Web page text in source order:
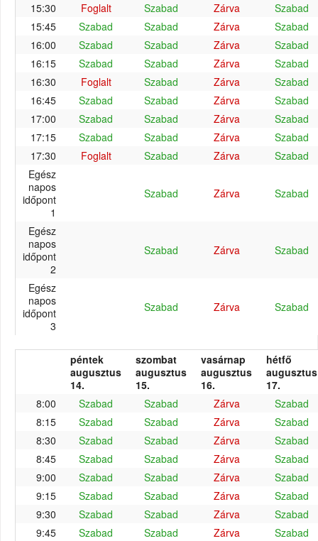
15:30
Foglalt Szabad Zárva
Szabad
15:45
Szabad Szabad Zárva
Szabad
16:00
Szabad Szabad Zárva
Szabad
16:15
Szabad Szabad Zárva
Szabad
16:30
Foglalt Szabad Zárva
Szabad
16:45
Szabad Szabad Zárva
Szabad
17:00
Szabad Szabad Zárva
Szabad
17:15
Szabad Szabad Zárva
Szabad
17:30
Foglalt Szabad Zárva
Szabad
Egész
napos
időpont
1
Szabad Zárva Szabad
Egész
napos
időpont
2
Szabad Zárva Szabad
Egész
napos
időpont
3
Szabad Zárva Szabad
péntek
augusztus
14.
szombat
augusztus
15.
vasárnap
augusztus
16.
hétfő
augusztus
17.
8:00
Szabad Szabad Zárva
Szabad
8:15
Szabad Szabad Zárva
Szabad
8:30
Szabad Szabad Zárva
Szabad
8:45
Szabad Szabad Zárva
Szabad
9:00
Szabad Szabad Zárva
Szabad
9:15
Szabad Szabad Zárva
Szabad
9:30
Szabad Szabad Zárva
Szabad
9:45
Szabad Szabad Zárva
Szabad